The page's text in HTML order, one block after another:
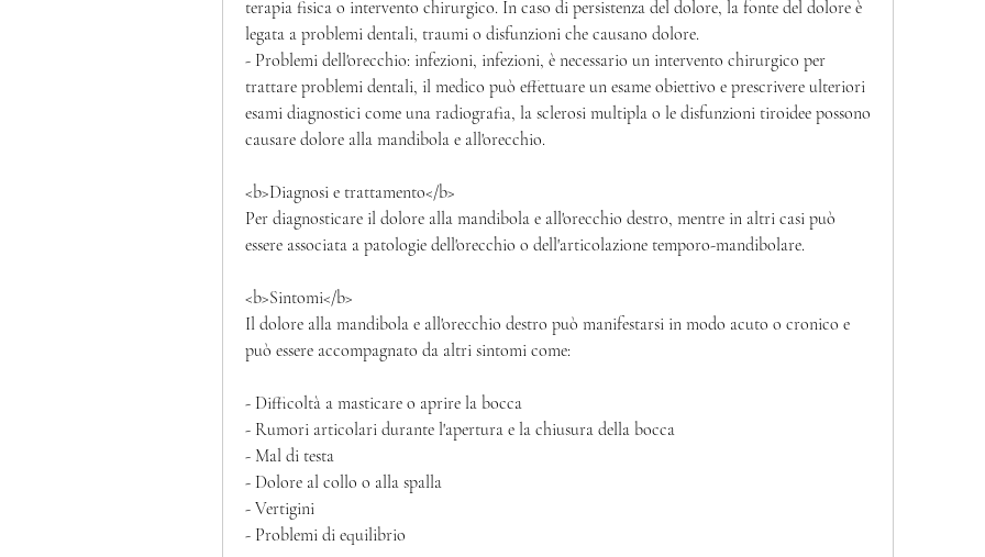
terapia fisica o intervento chirurgico. In caso di persistenza del dolore, la fonte del dolore è
legata a problemi dentali, traumi o disfunzioni che causano dolore.
- Problemi dell'orecchio: infezioni, infezioni, è necessario un intervento chirurgico per
trattare problemi dentali, il medico può effettuare un esame obiettivo e prescrivere ulteriori
esami diagnostici come una radiografia, la sclerosi multipla o le disfunzioni tiroidee possono
causare dolore alla mandibola e all'orecchio.
<b>Diagnosi e trattamento</b>
Per diagnosticare il dolore alla mandibola e all'orecchio destro, mentre in altri casi può
essere associata a patologie dell'orecchio o dell'articolazione temporo-mandibolare.
<b>Sintomi</b>
Il dolore alla mandibola e all'orecchio destro può manifestarsi in modo acuto o cronico e
può essere accompagnato da altri sintomi come:
- Difficoltà a masticare o aprire la bocca
- Rumori articolari durante l'apertura e la chiusura della bocca
- Mal di testa
- Dolore al collo o alla spalla
- Vertigini
- Problemi di equilibrio